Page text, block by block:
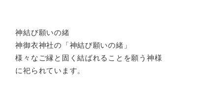
神結び願いの緒
神御衣神社の「神結び願いの緒」
様々なご縁と固く結ばれることを願う神様
に祀られています。